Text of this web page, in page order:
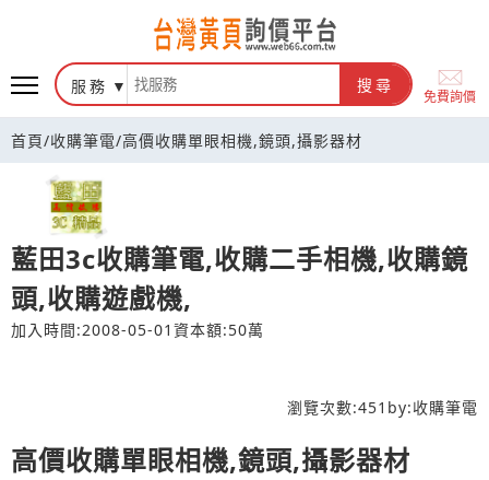
台灣黃頁詢價平台
服務 搜尋
免費詢價
首頁/收購筆電/高價收購單眼相機,鏡頭,攝影器材
藍田3c收購筆電,收購二手相機,收購鏡
頭,收購遊戲機,
加入時間:2008-05-01 資本額:50萬
瀏覽次數:451 by:收購筆電
高價收購單眼相機,鏡頭,攝影器材